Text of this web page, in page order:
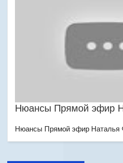
Нюансы Прямой эфир
Нюансы Прямой эфир Наталья